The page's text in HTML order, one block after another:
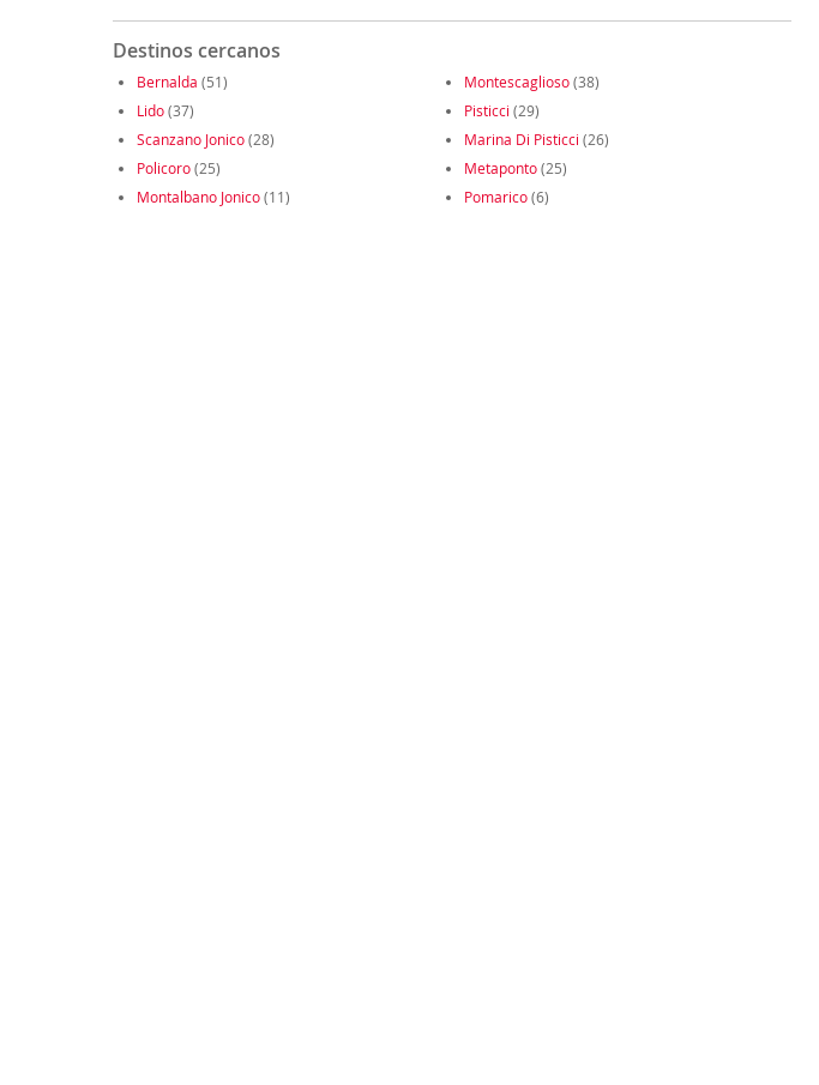
Destinos cercanos
Bernalda (51) Montescaglioso(38)
Lido(37) Pisticci (29)
Scanzano Jonico(28) Marina Di Pisticci (26)
Policoro(25) Metaponto(25)
Montalbano Jonico(11) Pomarico(6)